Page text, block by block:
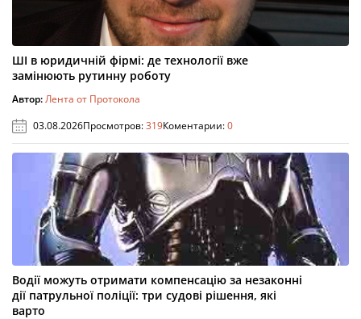
ШІ в юридичній фірмі: де технології вже
замінюють рутинну роботу
Автор:Лента от Протокола
03.08.2026Просмотров:319Коментарии:0
Водії можуть отримати компенсацію за незаконні
дії патрульної поліції: три судові рішення, які
варто